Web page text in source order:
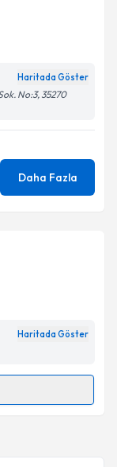
Haritada Göster
No:3, 35270
Daha Fazla
Haritada Göster